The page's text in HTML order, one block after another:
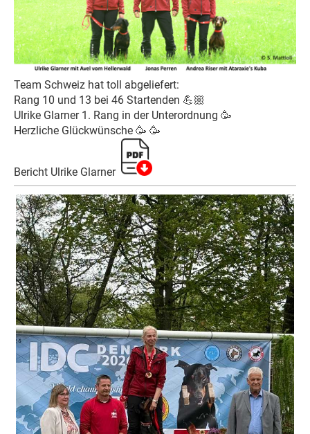
Team Schweiz hat toll abgeliefert:
Rang 10 und 13 bei 46 Startenden 💪🏼
Ulrike Glarner 1. Rang in der Unterordnung 🥳
Herzliche Glückwünsche 🥳 🥳
Bericht Ulrike Glarner